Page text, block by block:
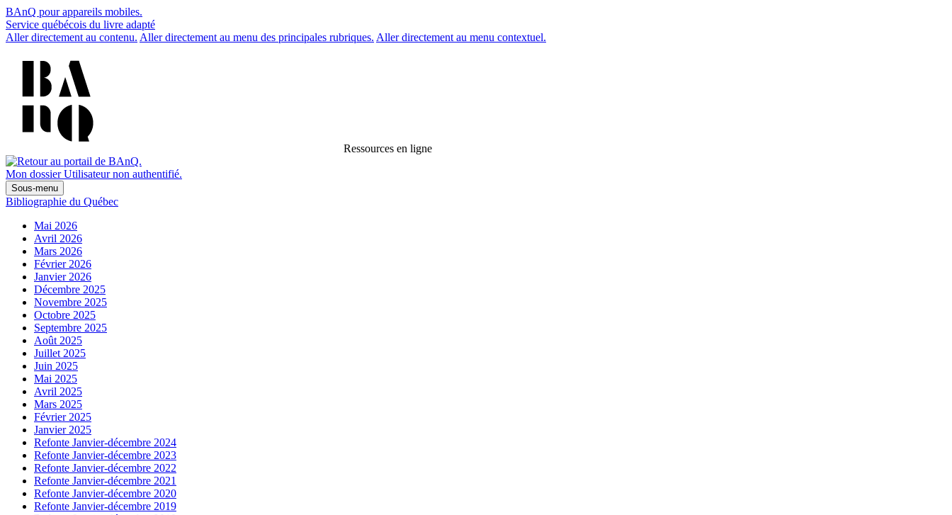
BAnQ pour appareils mobiles.
Service québécois du livre adapté
Aller directement au contenu. Aller directement au menu des principales rubriques. Aller directement au menu contextuel.
Ressources en ligne
Mon dossier Utilisateur non authentifié.
Sous-menu
Bibliographie du Québec
Mai 2026
Avril 2026
Mars 2026
Février 2026
Janvier 2026
Décembre 2025
Novembre 2025
Octobre 2025
Septembre 2025
Août 2025
Juillet 2025
Juin 2025
Mai 2025
Avril 2025
Mars 2025
Février 2025
Janvier 2025
Refonte Janvier-décembre 2024
Refonte Janvier-décembre 2023
Refonte Janvier-décembre 2022
Refonte Janvier-décembre 2021
Refonte Janvier-décembre 2020
Refonte Janvier-décembre 2019